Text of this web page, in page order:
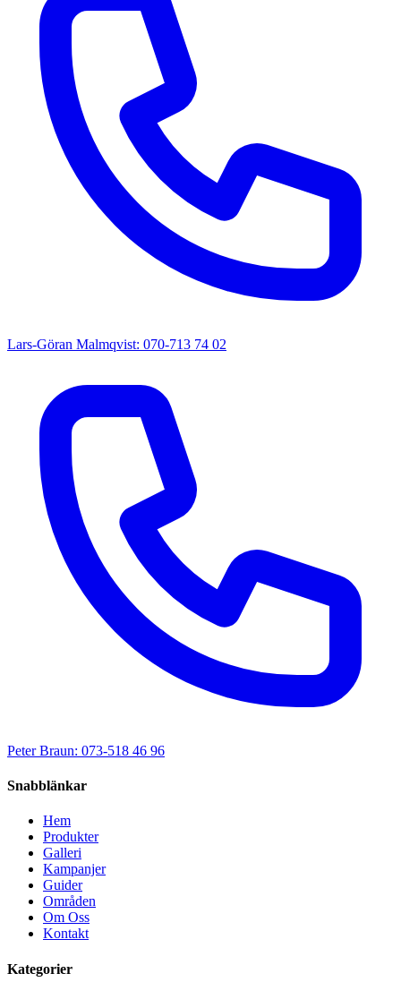
Lars-Göran Malmqvist: 070-713 74 02
Peter Braun: 073-518 46 96
Snabblänkar
Hem
Produkter
Galleri
Kampanjer
Guider
Områden
Om Oss
Kontakt
Kategorier